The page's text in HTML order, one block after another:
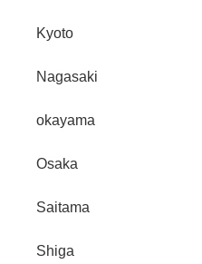
Kyoto
Nagasaki
okayama
Osaka
Saitama
Shiga